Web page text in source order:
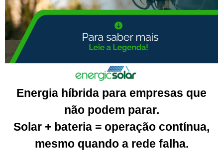
Energia híbrida para empresas que
não podem parar.
Solar + bateria = operação contínua,
mesmo quando a rede falha.